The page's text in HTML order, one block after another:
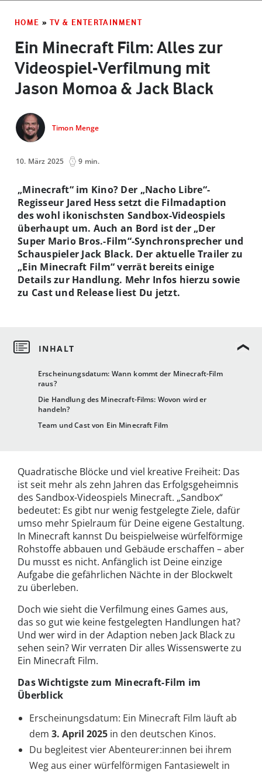
HOME » TV & ENTERTAINMENT
Ein Minecraft Film: Alles zur
Videospiel-Verfilmung mit
Jason Momoa & Jack Black
Timon Menge
10. März 2025 9 min.
Erscheinungsdatum: Wann kommt der Minecraft-Film
raus?
Die Handlung des Minecraft-Films: Wovon wird er
handeln?
Team und Cast von Ein Minecraft Film
„Minecraft“ im Kino? Der „Nacho Libre“-
Regisseur Jared Hess setzt die Filmadaption
des wohl ikonischsten Sandbox-Videospiels
überhaupt um. Auch an Bord ist der „Der
Super Mario Bros.-Film“-Synchronsprecher und
Schauspieler Jack Black. Der aktuelle Trailer zu
„Ein Minecraft Film“ verrät bereits einige
Details zur Handlung. Mehr Infos hierzu sowie
zu Cast und Release liest Du jetzt.
Quadratische Blöcke und viel kreative Freiheit: Das
ist seit mehr als zehn Jahren das Erfolgsgeheimnis
des Sandbox-Videospiels Minecraft. „Sandbox“
bedeutet: Es gibt nur wenig festgelegte Ziele, dafür
umso mehr Spielraum für Deine eigene Gestaltung.
In Minecraft kannst Du beispielweise würfelförmige
Rohstoffe abbauen und Gebäude erschaffen – aber
Du musst es nicht. Anfänglich ist Deine einzige
Aufgabe die gefährlichen Nächte in der Blockwelt
zu überleben.
Doch wie sieht die Verfilmung eines Games aus,
das so gut wie keine festgelegten Handlungen hat?
Und wer wird in der Adaption neben Jack Black zu
sehen sein? Wir verraten Dir alles Wissenswerte zu
Ein Minecraft Film.
Das Wichtigste zum Minecraft-Film im
Überblick
Erscheinungsdatum: Ein Minecraft Film läuft ab
dem 3. April 2025 in den deutschen Kinos.
Du begleitest vier Abenteurer:innen bei ihrem
Weg aus einer würfelförmigen Fantasiewelt in